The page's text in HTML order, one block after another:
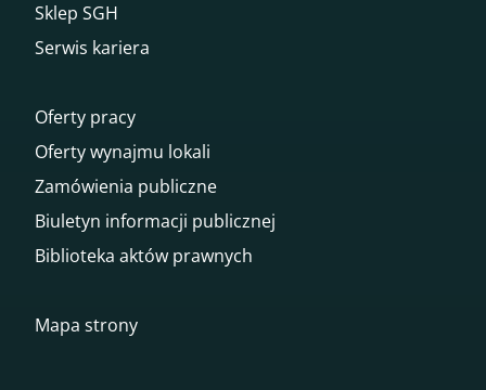
Sklep SGH
Serwis kariera
Oferty pracy
Oferty wynajmu lokali
Zamówienia publiczne
Biuletyn informacji publicznej
Biblioteka aktów prawnych
Mapa strony